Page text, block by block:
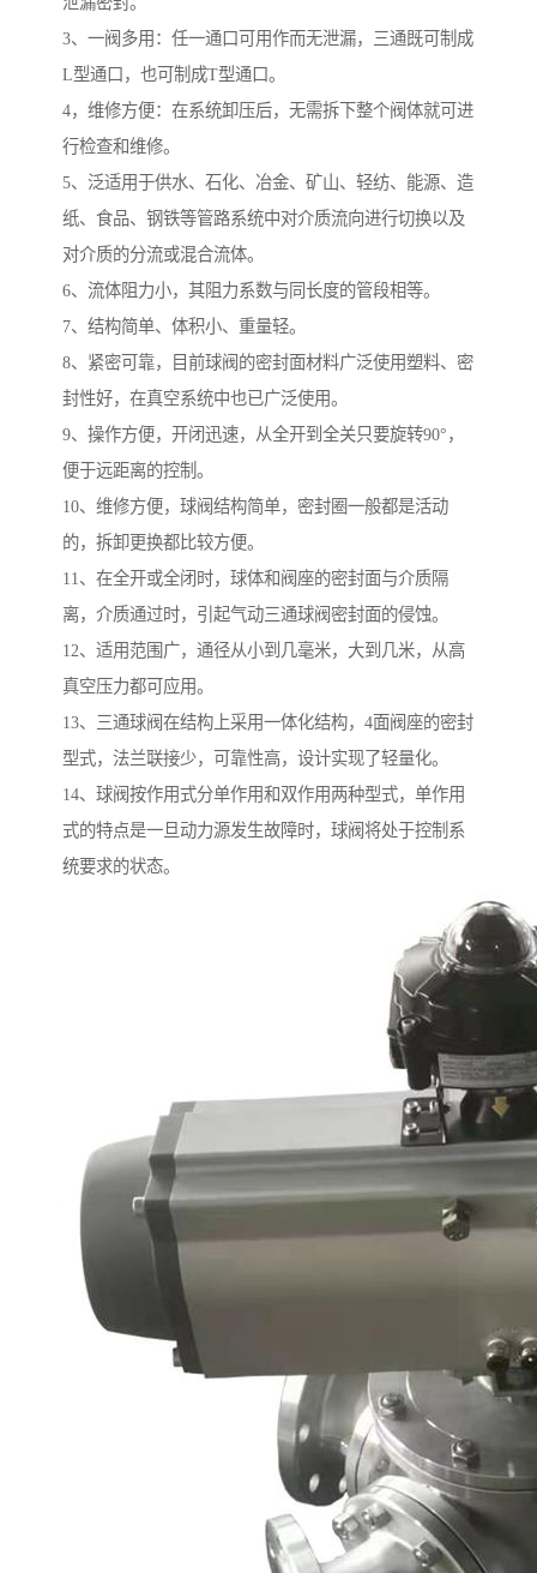
3、一阀多用：任一通口可用作而无泄漏，三通既可制成
L型通口，也可制成T型通口。
4，维修方便：在系统卸压后，无需拆下整个阀体就可进
行检查和维修。
5、泛适用于供水、石化、冶金、矿山、轻纺、能源、造
纸、食品、钢铁等管路系统中对介质流向进行切换以及
对介质的分流或混合流体。
6、流体阻力小，其阻力系数与同长度的管段相等。
7、结构简单、体积小、重量轻。
8、紧密可靠，目前球阀的密封面材料广泛使用塑料、密
封性好，在真空系统中也已广泛使用。
9、操作方便，开闭迅速，从全开到全关只要旋转90°，
便于远距离的控制。
10、维修方便，球阀结构简单，密封圈一般都是活动
的，拆卸更换都比较方便。
11、在全开或全闭时，球体和阀座的密封面与介质隔
离，介质通过时，引起气动三通球阀密封面的侵蚀。
12、适用范围广，通径从小到几毫米，大到几米，从高
真空压力都可应用。
13、三通球阀在结构上采用一体化结构，4面阀座的密封
型式，法兰联接少，可靠性高，设计实现了轻量化。
14、球阀按作用式分单作用和双作用两种型式，单作用
式的特点是一旦动力源发生故障时，球阀将处于控制系
统要求的状态。